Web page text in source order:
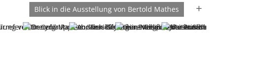
Blick in die Ausstellung von Bertold Mathes